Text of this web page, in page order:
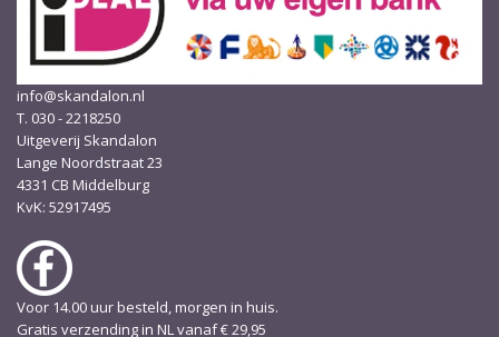
info@skandalon.nl
T. 030 - 2218250
Uitgeverij Skandalon
Lange Noordstraat 23
4331 CB Middelburg
KvK: 52917495
Voor 14.00 uur besteld, morgen in huis.
Gratis verzending in NL vanaf € 29,95